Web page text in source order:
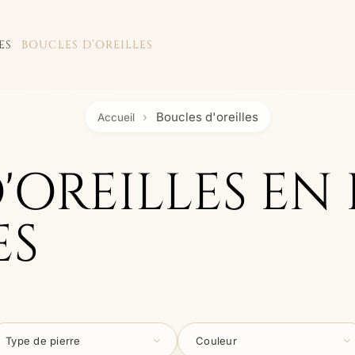
BOUCLES D’OREILLES
Accueil Boucles d'oreilles
EN